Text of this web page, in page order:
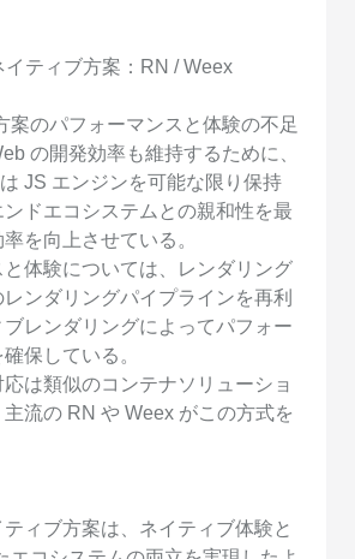
イティブ方案：RN / Weex
案のパフォーマンスと体験の不足
の開発効率も維持するために、
JS エンジンを可能な限り保持
ンドエコシステムとの親和性を最
を向上させている。
体験については、レンダリング
ンダリングパイプラインを再利
レンダリングによってパフォー
保している。
は類似のコンテナソリューショ
流の RN や Weex がこの方式を
ィブ方案は、ネイティブ体験と